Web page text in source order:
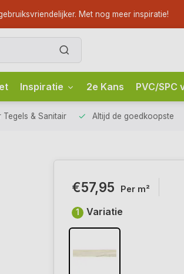
Met nog meer inspiratie!
Inspiratie 2e Kans PVC/SPC
Tegels & Sanitair Altijd de goedkoopste
€57,95 Per m²
1 Variatie